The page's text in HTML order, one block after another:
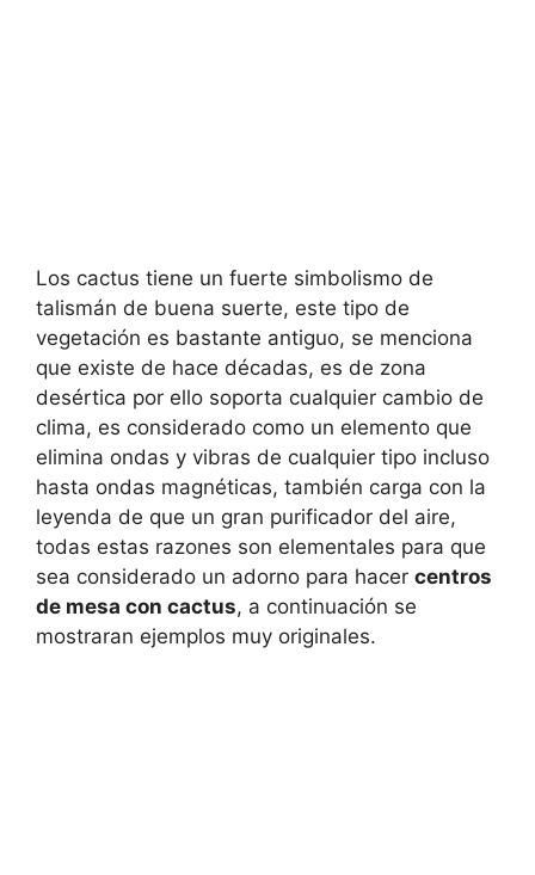
Los cactus tiene un fuerte simbolismo de
talismán de buena suerte, este tipo de
vegetación es bastante antiguo, se menciona
que existe de hace décadas, es de zona
desértica por ello soporta cualquier cambio de
clima, es considerado como un elemento que
elimina ondas y vibras de cualquier tipo incluso
hasta ondas magnéticas, también carga con la
leyenda de que un gran purificador del aire,
todas estas razones son elementales para que
sea considerado un adorno para hacer centros
de mesa con cactus, a continuación se
mostraran ejemplos muy originales.